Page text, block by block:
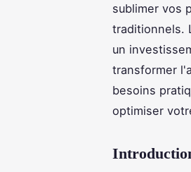
sublimer vos
traditionnels.
un
transformer
besoins
optimiser